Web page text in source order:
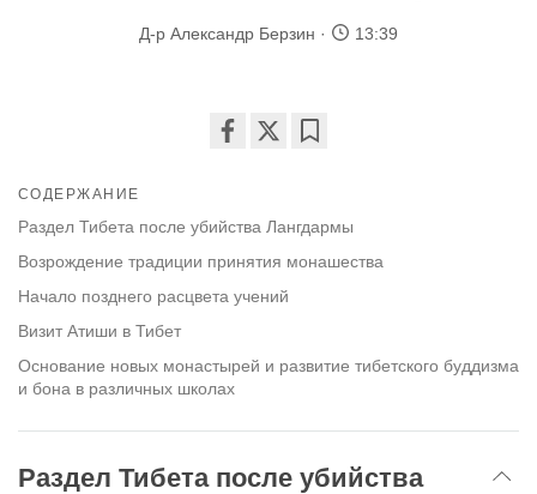
Д-р Александр Берзин 13:39
facebook
СОДЕРЖАНИЕ
Раздел Тибета после убийства Лангдармы
Возрождение традиции принятия монашества
Начало позднего расцвета учений
Визит Атиши в Тибет
Основание новых монастырей и развитие тибетского буддизма
и бона в различных школах
Раздел Тибета после убийства